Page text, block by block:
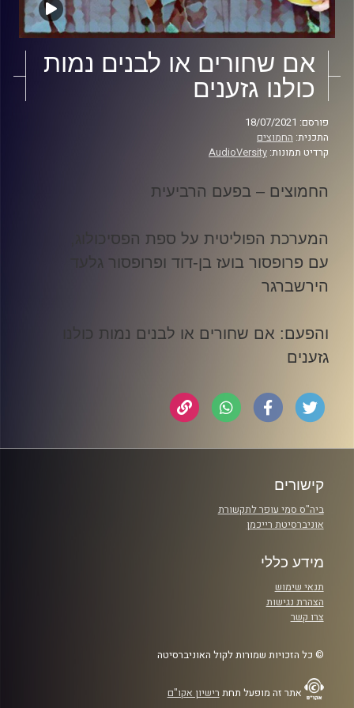
אם שחורים או לבנים נמות
כולנו גזענים
פורסם: 18/07/2021
התכנית: החמוצים
קרדיט תמונות: AudioVersity
החמוצים – בפעם הרביעית
המערכת הפוליטית על ספת הפסיכולוג,
עם פרופסור בועז בן-דוד ופרופסור גלעד
הירשברגר
והפעם: אם שחורים או לבנים נמות כולנו
גזענים
קישורים
ביה"ס סמי עופר לתקשורת
אוניברסיטת רייכמן
מידע כללי
תנאי שימוש
הצהרת נגישות
צרו קשר
© כל הזכויות שמורות לקול האוניברסיטה
אתר זה מופעל תחת רישיון אקו"ם